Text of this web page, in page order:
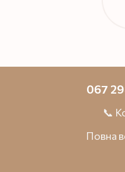
067
📞
Повна